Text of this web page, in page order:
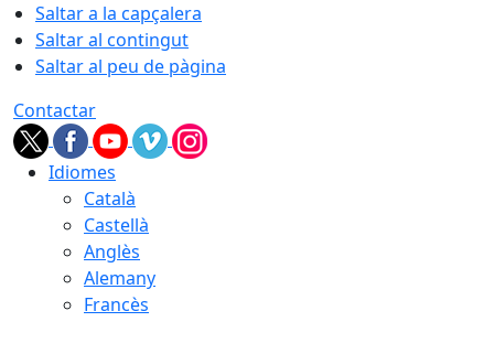
Saltar a la capçalera
Saltar al contingut
Saltar al peu de pàgina
Contactar
Idiomes
Català
Castellà
Anglès
Alemany
Francès